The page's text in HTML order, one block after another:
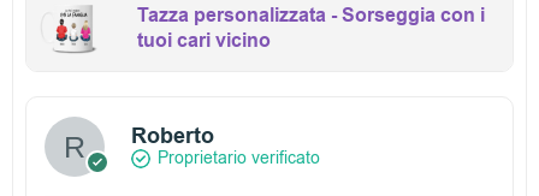
n
i
Tazza personalizzata - Sorseggia con i
tuoi cari vicino
Roberto
Proprietario verificato